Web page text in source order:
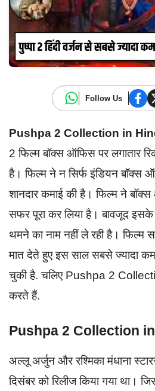
Follow Us
Pushpa 2 Collection in
2 फिल्म बॉक्स ऑफिस पर लगातार
है। फिल्म ने न सिर्फ इंडियन बॉक्स
शानदार कमाई की है। फिल्म ने
सफर पूरा कर लिया है। बावजूद इसके
थमने का नाम नहीं ले रही है। फिल्म
मात देते हुए इस साल सबसे ज्यादा
चुकी है. चलिए Pushpa 2
करते हैं.
Pushpa 2 Collection
अल्लू अर्जुन और रश्मिका मंधाना
दिसंबर को रिलीज किया गया था।